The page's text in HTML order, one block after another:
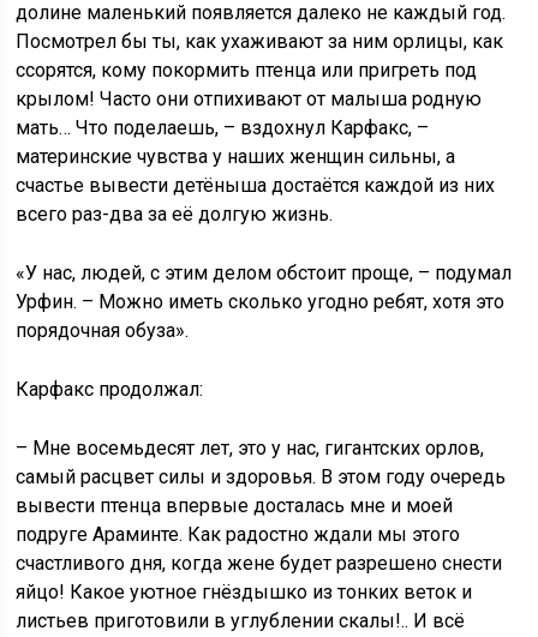
долине маленький появляется далеко не каждый год.
Посмотрел бы ты, как ухаживают за ним орлицы, как
ссорятся, кому покормить птенца или пригреть под
крылом! Часто они отпихивают от малыша родную
мать… Что поделаешь, – вздохнул Карфакс, –
материнские чувства у наших женщин сильны, а
счастье вывести детёныша достаётся каждой из них
всего раз-два за её долгую жизнь.
«У нас, людей, с этим делом обстоит проще, – подумал
Урфин. – Можно иметь сколько угодно ребят, хотя это
порядочная обуза».
Карфакс продолжал:
– Мне восемьдесят лет, это у нас, гигантских орлов,
самый расцвет силы и здоровья. В этом году очередь
вывести птенца впервые досталась мне и моей
подруге Араминте. Как радостно ждали мы этого
счастливого дня, когда жене будет разрешено снести
яйцо! Какое уютное гнёздышко из тонких веток и
листьев приготовили в углублении скалы!.. И всё